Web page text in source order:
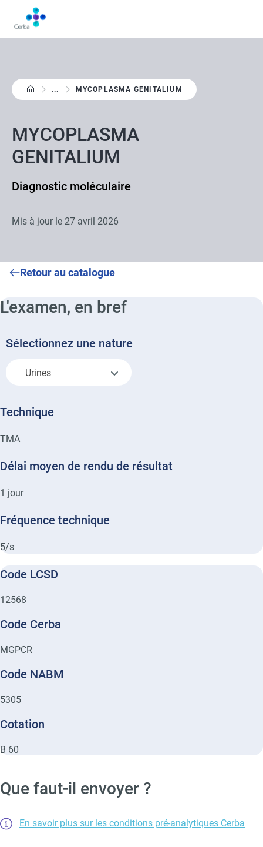
contenu
principal
... MYCOPLASMA GENITALIUM
MYCOPLASMA
GENITALIUM
Diagnostic moléculaire
Mis à jour le 27 avril 2026
Retour au catalogue
L'examen, en bref
Sélectionnez une nature
Urines
Technique
TMA
Délai moyen de rendu de résultat
1 jour
Fréquence technique
5/s
Code LCSD
12568
Code Cerba
MGPCR
Code NABM
5305
Cotation
B 60
Que faut-il envoyer ?
En savoir plus sur les conditions pré-analytiques Cerba